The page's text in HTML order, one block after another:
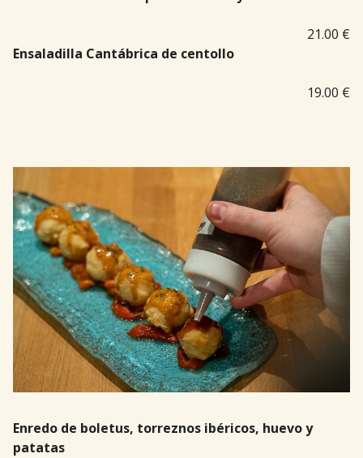
21.00 €
Ensaladilla Cantábrica de centollo
19.00 €
Enredo de boletus, torreznos ibéricos, huevo y
patatas